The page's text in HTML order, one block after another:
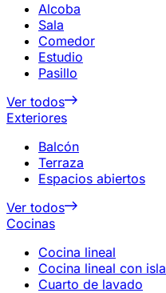
Alcoba
Sala
Comedor
Estudio
Pasillo
Ver todos
Exteriores
Balcón
Terraza
Espacios abiertos
Ver todos
Cocinas
Cocina lineal
Cocina lineal con isla
Cuarto de lavado